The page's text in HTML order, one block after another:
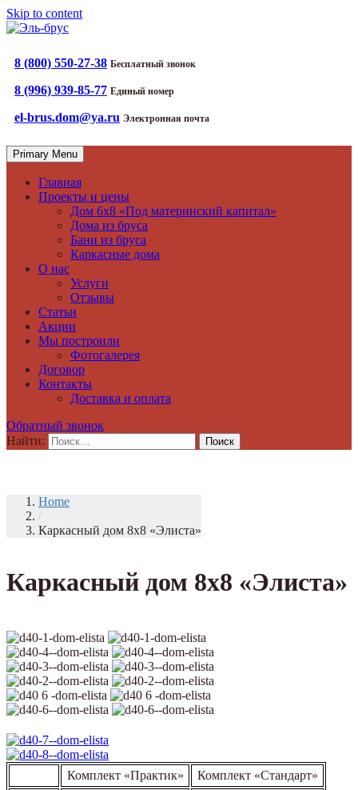
Skip to content
Эль-брус
8 (800) 550-27-38 Бесплатный звонок
8 (996) 939-85-77 Единый номер
el-brus.dom@ya.ru Электронная почта
Primary Menu
Главная
Проекты и цены
Дом 6х8 «Под материнский капитал»
Дома из бруса
Бани из бруса
Каркасные дома
О нас
Услуги
Отзывы
Статьи
Акции
Мы построили
Фотогалерея
Договор
Контакты
Доставка и оплата
Обратный звонок
Найти:
Home
/
Каркасный дом 8х8 «Элиста»
Каркасный дом 8х8 «Элиста»
Комплект «Практик»
Комплект «Стандарт»